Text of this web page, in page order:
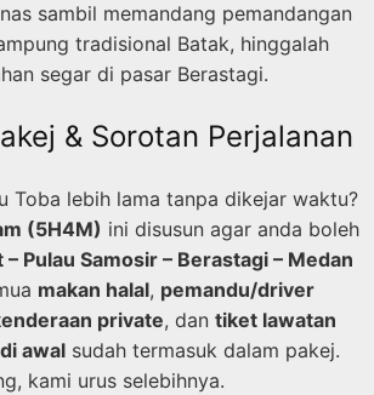
sambil memandang pemandangan
tradisional Batak, hinggalah
segar di pasar Berastagi.
& Sorotan Perjalanan
Toba lebih lama tanpa dikejar waktu?
(5H4M) ini disusun agar anda boleh
– Pulau Samosir – Berastagi – Medan
makan halal, pemandu/driver
private, dan tiket lawatan
awal sudah termasuk dalam pakej.
kami urus selebihnya.